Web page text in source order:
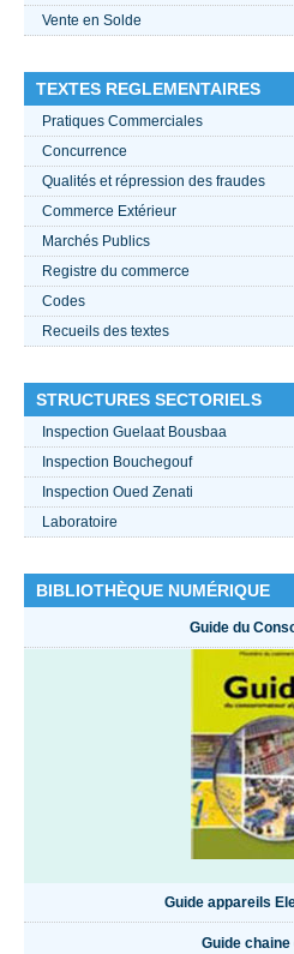
Vente en Solde
TEXTES REGLEMENTAIRES
Pratiques Commerciales
Concurrence
Qualités et répression des fraudes
Commerce Extérieur
Marchés Publics
Registre du commerce
Codes
Recueils des textes
STRUCTURES SECTORIELS
Inspection Guelaat Bousbaa
Inspection Bouchegouf
Inspection Oued Zenati
Laboratoire
BIBLIOTHÈQUE NUMÉRIQUE
Guide du
Guide appareils
Guide chaine